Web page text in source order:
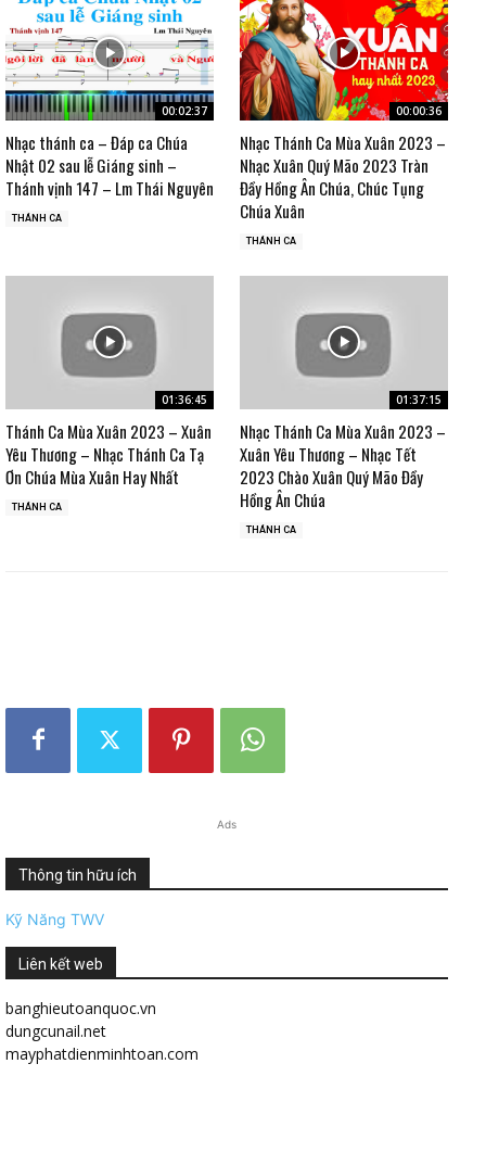
00:02:37
Nhạc thánh ca – Đáp ca Chúa
Nhật 02 sau lễ Giáng sinh –
Thánh vịnh 147 – Lm Thái Nguyên
THÁNH CA
00:00:36
Nhạc Thánh Ca Mùa Xuân 2023 –
Nhạc Xuân Quý Mão 2023 Tràn
Đầy Hồng Ân Chúa, Chúc Tụng
Chúa Xuân
THÁNH CA
01:36:45
Thánh Ca Mùa Xuân 2023 – Xuân
Yêu Thương – Nhạc Thánh Ca Tạ
Ơn Chúa Mùa Xuân Hay Nhất
THÁNH CA
01:37:15
Nhạc Thánh Ca Mùa Xuân 2023 –
Xuân Yêu Thương – Nhạc Tết
2023 Chào Xuân Quý Mão Đầy
Hồng Ân Chúa
THÁNH CA
Ads
Thông tin hữu ích
Kỹ Năng TWV
Liên kết web
banghieutoanquoc.vn
dungcunail.net
mayphatdienminhtoan.com